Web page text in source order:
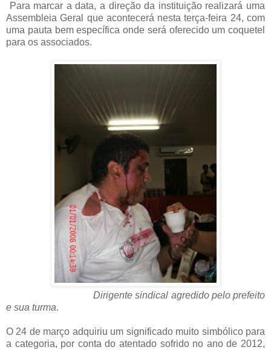
Para marcar a data, a direção da instituição realizará uma
Assembleia Geral que acontecerá nesta terça-feira 24, com
uma pauta bem específica onde será oferecido um coquetel
para os associados.
Dirigente sindical agredido pelo prefeito
e sua turma.
O 24 de março adquiriu um significado muito simbólico para
a categoria, por conta do atentado sofrido no ano de 2012,